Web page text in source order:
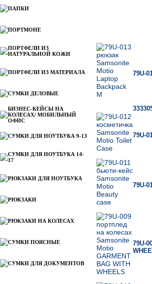
ПАПКИ
ПОРТМОНЕ
ПОРТФЕЛИ ИЗ
НАТУРАЛЬНОЙ КОЖИ
ПОРТФЕЛИ ИЗ МАТЕРИАЛА
СУМКИ ДЕЛОВЫЕ
БИЗНЕС-КЕЙСЫ НА
КОЛЕСАХ/ МОБИЛЬНЫЙ
ОФИС
СУМКИ ДЛЯ НОУТБУКА 9-13
СУМКИ ДЛЯ НОУТБУКА 14-
17
РЮКЗАКИ ДЛЯ НОУТБУКА
РЮКЗАКИ
РЮКЗАКИ НА КОЛЕСАХ
СУМКИ ПОЯСНЫЕ
СУМКИ ДЛЯ ДОКУМЕНТОВ
79U-
79U-
79U-
79U-